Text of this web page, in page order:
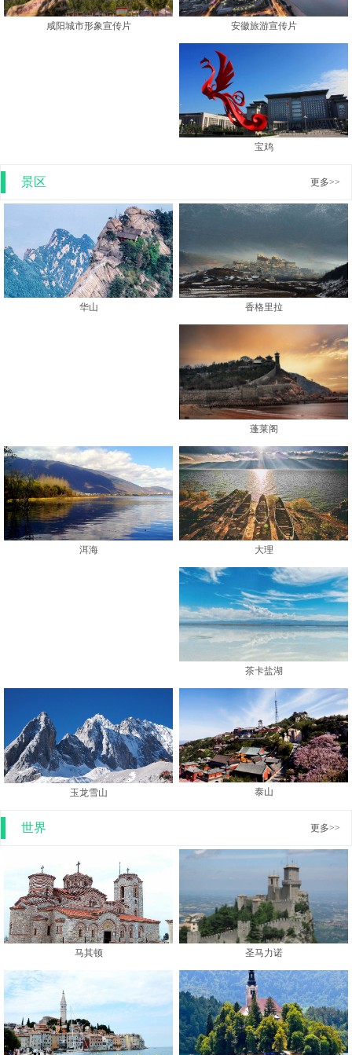
咸阳城市形象宣传片 安徽旅游宣传片
宝鸡
景区 更多>>
华山 香格里拉
蓬莱阁
洱海 大理
茶卡盐湖
玉龙雪山 泰山
世界 更多>>
马其顿 圣马力诺